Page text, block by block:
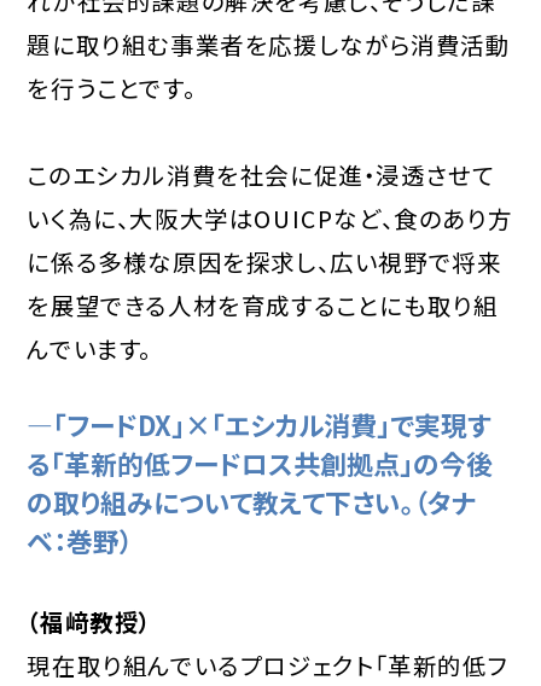
題に取り組む事業者を応援しながら消費活動
を行うことです。
このエシカル消費を社会に促進・浸透させて
いく為に、大阪大学はOUICPなど、食のあり方
に係る多様な原因を探求し、広い視野で将来
を展望できる人材を育成することにも取り組
んでいます。
―「フードDX」×「エシカル消費」で実現す
る「革新的低フードロス共創拠点」の今後
の取り組みについて教えて下さい。（タナ
ベ：巻野）
（福﨑教授）
現在取り組んでいるプロジェクト「革新的低フ